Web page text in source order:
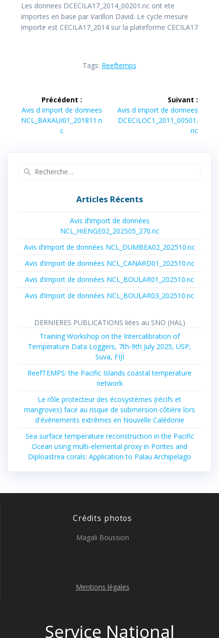
Les donnees DCECILA17_2014_00201.nc ont ete
importes en base par Varillon David. Le cycle mesure
importe est CECILA17_2014 sur la plateforme CECILA17
Tags: Reeftemps
Navigation
de
l’article
Précédent :
Article
précédent :
Avis d import de donnees
NCL_BAKAUI01_201811.n
c
Suivant :
Article
suivant :
Avis d import de donnees
DCECILOC1_2011_00501.
nc
Articles Récents
Avis d’import de données
NCL_HIENGE02_202505_270.nc
Avis d’import de données NCL_DUMBEA02_202510.nc
Avis d’import de données NCL_CANARD01_202510.nc
Avis d’import de données NCL_BOULAR01_202510.nc
Avis d’import de données NCL_BOULAR03_202510.nc
DERNIERES PUBLICATIONS liées au SNO (HAL)
Training Workshop on the Intercalibration of
Temperature Data Loggers, 7th-9th July 2025, USP,
Suva, FIJI
ReefTEMPS: the Pacific Islands coastal temperature
network
Le rôle protecteur des écosystèmes (récifs et
mangroves) face au risque de submersion côtière lors
d'évènements extrêmes en Nouvelle Calédonie
Sea surface temperature reconstruction in the Pacific
Ocean using multi-elemental proxy in Porites and
Diploastrea corals: Application to Palau Archipelago
Crédits photos
Magali Boussion
Mentions légales
Service National